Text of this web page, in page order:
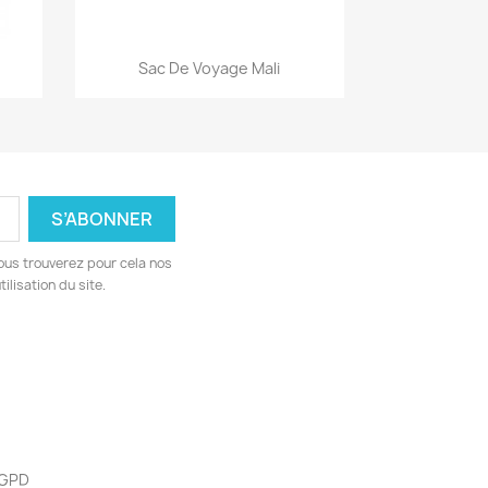
Aperçu rapide
Sac De Voyage Mali
trouverez pour cela nos
du site.